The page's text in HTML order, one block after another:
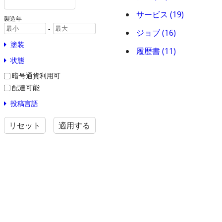
製造年
-
塗装
状態
暗号通貨利用可
配達可能
投稿言語
リセット 適用する
サービス (19)
ジョブ (16)
履歴書 (11)